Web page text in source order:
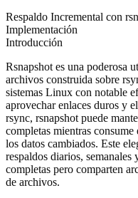
Respaldo Incremental con
Implementación
Introducción
Rsnapshot es una poderosa
archivos construida sobre
sistemas Linux con notable
aprovechar enlaces duros y
rsync, rsnapshot puede
completas mientras
los datos cambiados. Este
respaldos diarios, semanales
completas pero comparten
de archivos.